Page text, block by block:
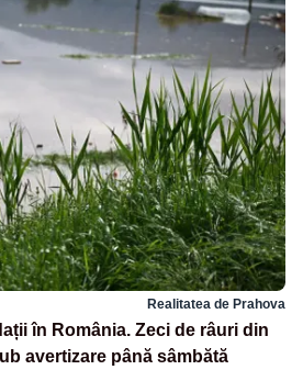
Realitatea de Prahova
în România. Zeci de râuri din
avertizare până sâmbătă